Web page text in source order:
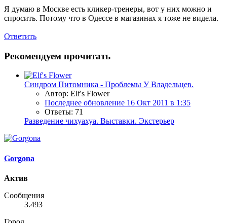
Я думаю в Москве есть кликер-тренеры, вот у них можно и
спросить. Потому что в Одессе в магазинах я тоже не видела.
Ответить
Рекомендуем прочитать
Синдром Питомника - Проблемы У Владельцев.
Автор: Elf's Flower
Последнее обновление 16 Окт 2011 в 1:35
Ответы: 71
Разведение чихуахуа. Выставки. Экстерьер
Gorgona
Актив
Сообщения
3.493